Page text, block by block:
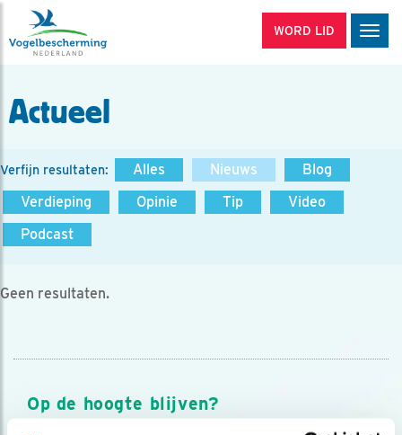
WORD LID
Actueel
Verfijn resultaten: Alles Nieuws
Blog
Verdieping
Opinie Tip
Video
Podcast
Geen resultaten.
Op de hoogte blijven?